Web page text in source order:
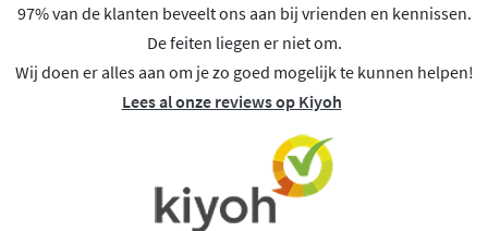
97% van de klanten beveelt ons aan bij vrienden en kennissen.
De feiten liegen er niet om.
Wij doen er alles aan om je zo goed mogelijk te kunnen helpen!
Lees al onze reviews op Kiyoh